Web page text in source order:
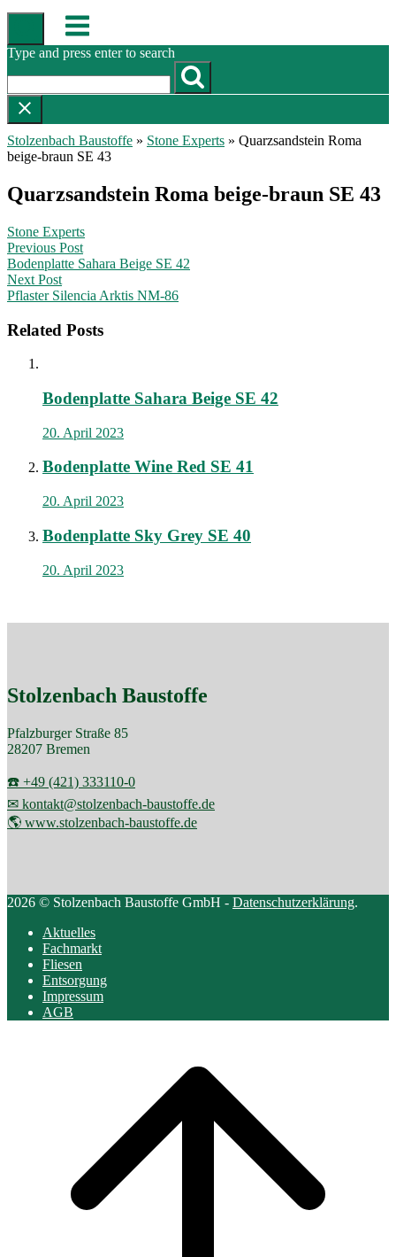
Skip
content
Menu
Type and press enter to search
Stolzenbach Baustoffe » Stone Experts » Quarzsandstein Roma
beige-braun SE 43
Quarzsandstein Roma beige-braun SE 43
Stone Experts
Post
navigation
Previous Post
Bodenplatte Sahara Beige SE 42
Next Post
Pflaster Silencia Arktis NM-86
Related Posts
Bodenplatte Sahara Beige SE 42
20. April 2023
Bodenplatte Wine Red SE 41
20. April 2023
Bodenplatte Sky Grey SE 40
20. April 2023
Stolzenbach Baustoffe
Pfalzburger Straße 85
28207 Bremen
☎️ +49 (421) 333110-0
✉ kontakt@stolzenbach-baustoffe.de
🌎 www.stolzenbach-baustoffe.de
2026 © Stolzenbach Baustoffe GmbH - Datenschutzerklärung.
Aktuelles
Fachmarkt
Fliesen
Entsorgung
Impressum
AGB